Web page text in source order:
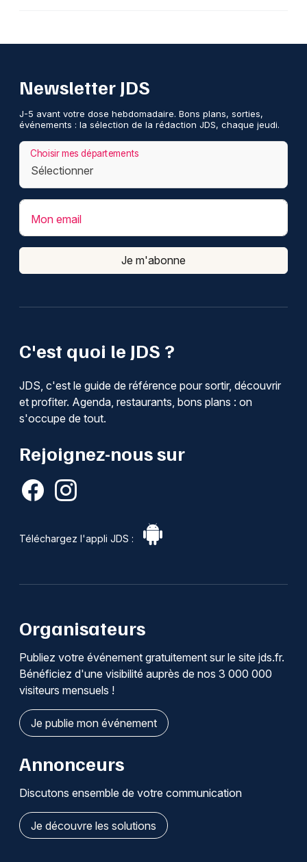
C'est quoi le JDS ?
JDS, c'est le guide de référence pour sortir, découvrir
et profiter. Agenda, restaurants, bons plans : on
s'occupe de tout.
Rejoignez-nous sur
Téléchargez l'appli JDS :
Newsletter JDS
J-5 avant votre dose hebdomadaire. Bons plans, sorties,
événements : la sélection de la rédaction JDS, chaque jeudi.
Choisir mes départements
Mon email
Je m'abonne
Organisateurs
Publiez votre événement gratuitement sur le site jds.fr.
Bénéficiez d'une visibilité auprès de nos 3 000 000
visiteurs mensuels !
Je publie mon événement
Annonceurs
Discutons ensemble de votre communication
Je découvre les solutions